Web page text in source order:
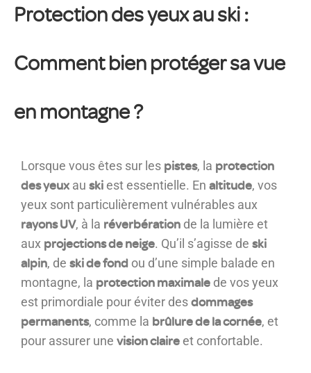
Protection des yeux au ski :
Comment bien protéger sa vue
en montagne ?
Lorsque vous êtes sur les pistes, la protection
des yeux au ski est essentielle. En altitude, vos
yeux sont particulièrement vulnérables aux
rayons UV, à la réverbération de la lumière et
aux projections de neige. Qu’il s’agisse de ski
alpin, de ski de fond ou d’une simple balade en
montagne, la protection maximale de vos yeux
est primordiale pour éviter desdommages
permanents, comme la brûlure de la cornée, et
pour assurer une vision claire et confortable.